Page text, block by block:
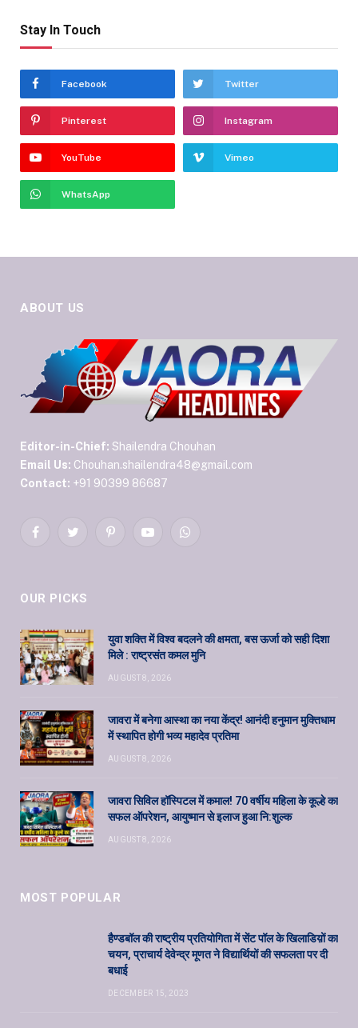
Stay In Touch
Facebook Twitter
Pinterest Instagram
YouTube Vimeo
WhatsApp
ABOUT US
Editor-in-Chief: Shailendra Chouhan
Email Us: Chouhan.shailendra48@gmail.com
Contact: +91 90399 86687
FacebookTwitterPinterestYouTubeWhatsApp
OUR PICKS
युवा शक्ति में विश्व बदलने की क्षमता, बस ऊर्जा को सही दिशा
मिले : राष्ट्रसंत कमल मुनि
AUGUST 8, 2026
जावरा में बनेगा आस्था का नया केंद्र! आनंदी हनुमान मुक्तिधाम
में स्थापित होगी भव्य महादेव प्रतिमा
AUGUST 8, 2026
जावरा सिविल हॉस्पिटल में कमाल! 70 वर्षीय महिला के कूल्हे का
सफल ऑपरेशन, आयुष्मान से इलाज हुआ नि:शुल्क
AUGUST 8, 2026
MOST POPULAR
हैण्डबॉल की राष्ट्रीय प्रतियोगिता में सेंट पॉल के खिलाडिय़ों का
चयन, प्राचार्य देवेन्द्र मूणत ने विद्यार्थियों की सफलता पर दी
बधाई
DECEMBER 15, 2023